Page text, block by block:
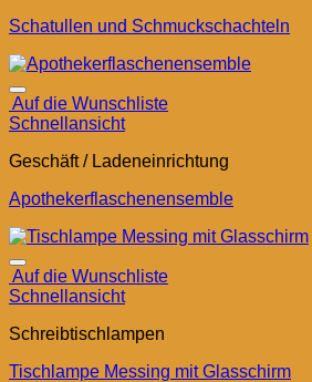
Schatullen und Schmuckschachteln
Auf die Wunschliste
Schnellansicht
Geschäft / Ladeneinrichtung
Apothekerflaschenensemble
Auf die Wunschliste
Schnellansicht
Schreibtischlampen
Tischlampe Messing mit Glasschirm